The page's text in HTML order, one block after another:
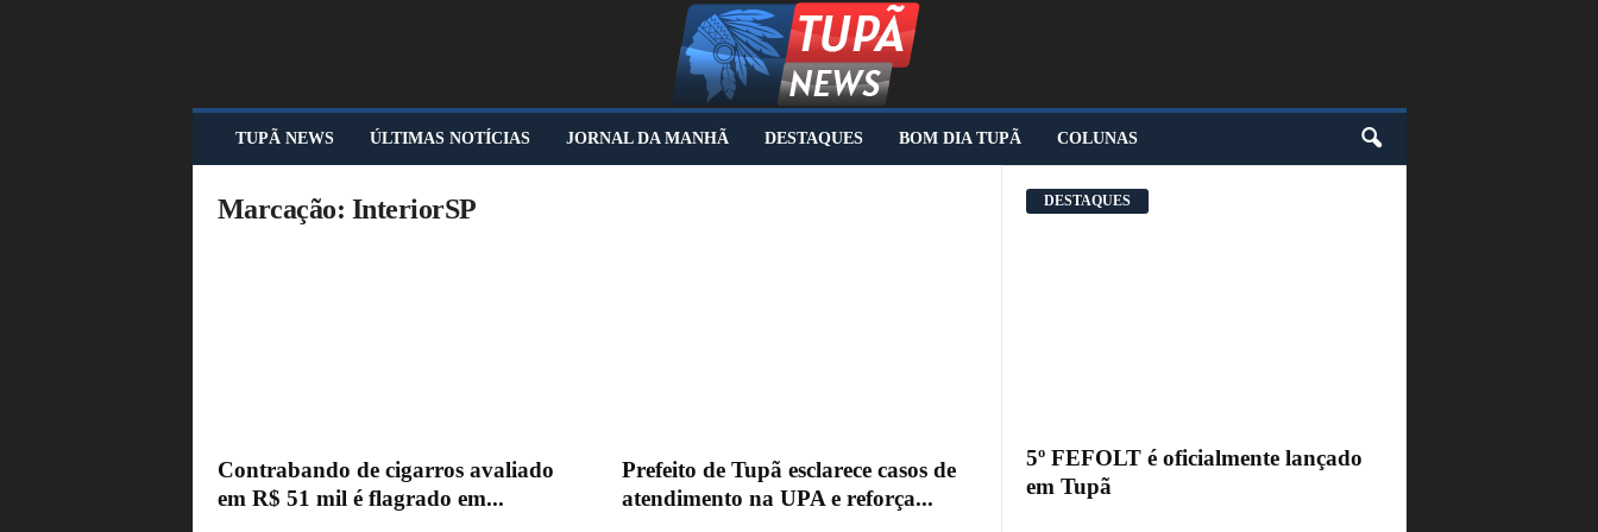
P
TUPÃ NEWS ÚLTIMAS NOTÍCIAS JORNAL DA MANHÃ DESTAQUES BOM DIA TUPÃ COLUNAS
Marcação: InteriorSP
Contrabando de cigarros avaliado
em R$ 51 mil é flagrado em...
Prefeito de Tupã esclarece casos de
atendimento na UPA e reforça...
DESTAQUES
5º FEFOLT é oficialmente lançado
em Tupã